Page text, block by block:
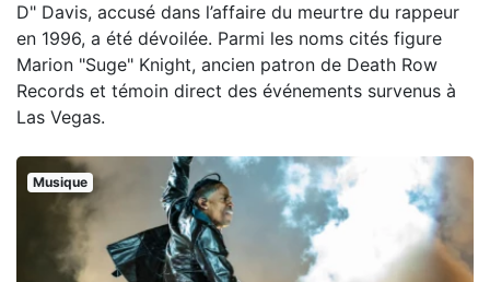
D" Davis, accusé dans l’affaire du meurtre du rappeur
en 1996, a été dévoilée. Parmi les noms cités figure
Marion "Suge" Knight, ancien patron de Death Row
Records et témoin direct des événements survenus à
Las Vegas.
Musique